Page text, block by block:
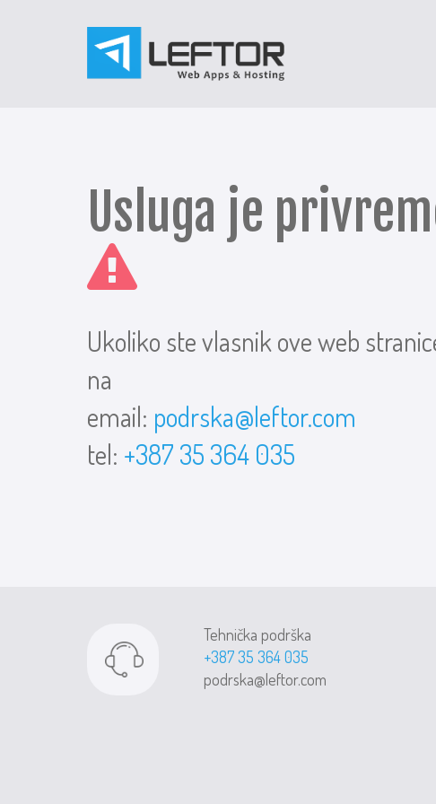
Usluga je
Ukoliko ste vlasnik ove web
na
email: podrska@leftor.com
tel: +387 35 364 035
Tehnička podrška
+387 35 364 035
podrska@leftor.com